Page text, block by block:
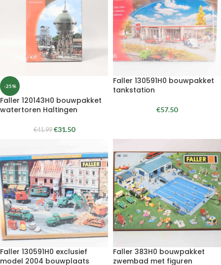
-25%
Faller 120143H0 bouwpakket
watertoren Haltingen
€41.99 €31.50
Faller 130591H0 bouwpakket
tankstation
€57.50
Faller 130591H0 exclusief
model 2004 bouwplaats
Faller 383H0 bouwpakket
zwembad met figuren